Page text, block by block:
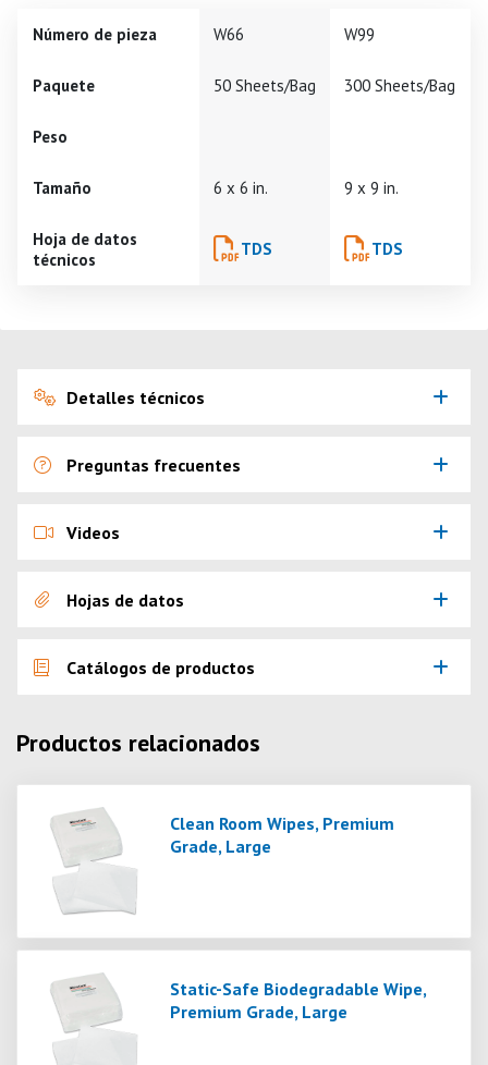
Número de pieza W66 W99
Paquete 50 Sheets/Bag 300 Sheets/Bag
Peso
Tamaño 6 x 6 in. 9 x 9 in.
Hoja de datos
técnicos
TDS TDS
Detalles técnicos
Preguntas frecuentes
Videos
Hojas de datos
Catálogos de productos
Productos relacionados
Clean Room Wipes, Premium
Grade, Large
Static-Safe Biodegradable Wipe,
Premium Grade, Large